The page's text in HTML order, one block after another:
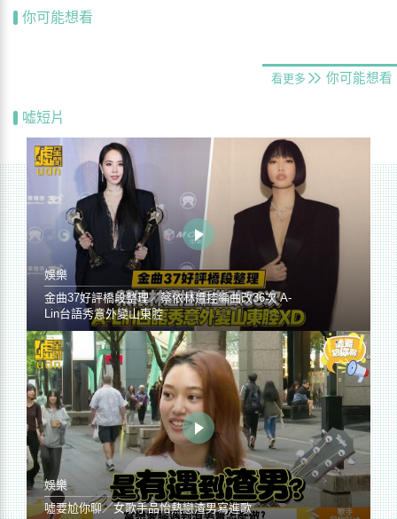
你可能想看
看更多 你可能想看
噓短片
娛樂
金曲37好評橋段整理／蔡依林遭控編曲改36次 A-
Lin台語秀意外變山東腔
娛樂
噓要尬你聊／女歌手品怡熱戀渣男寫進歌